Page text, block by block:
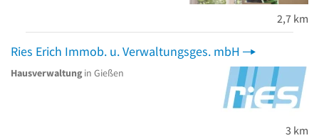
2,7 km
Ries Erich Immob. u. Verwaltungsges. mbH
Hausverwaltung in Gießen
3 km